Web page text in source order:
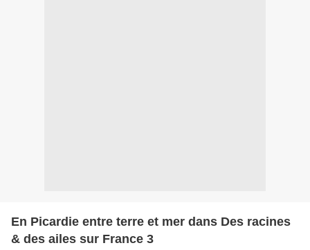
En Picardie entre terre et mer dans Des racines
& des ailes sur France 3